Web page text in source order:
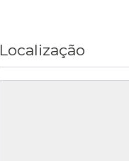
Localização